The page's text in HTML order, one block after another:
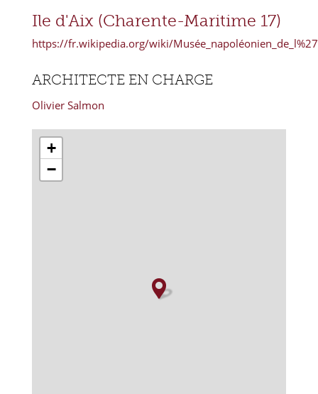
Ile d'Aix (Charente-Maritime 17)
https://fr.wikipedia.org/wiki/
ARCHITECTE EN CHARGE
Olivier Salmon
+
−